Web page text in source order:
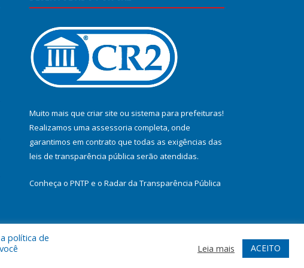
Muito mais que criar site ou sistema para prefeituras!
Realizamos uma assessoria completa, onde
garantimos em contrato que todas as exigências das
leis de transparência pública serão atendidas.
Conheça o PNTP e o Radar da Transparência Pública
do Site Acessar Webmail
política de
Leia mais ACEITO